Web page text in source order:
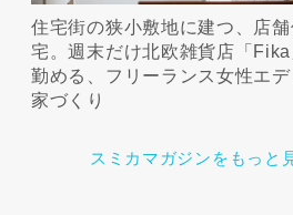
住宅街の狭小敷地に建つ、店舗
宅。週末だけ北欧雑貨店「Fika
勤める、フリーランス女性エ
家づくり
スミカマガジンをもっと